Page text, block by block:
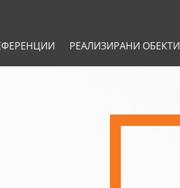
РЕАЛИЗИРАНИ ОБЕКТИ